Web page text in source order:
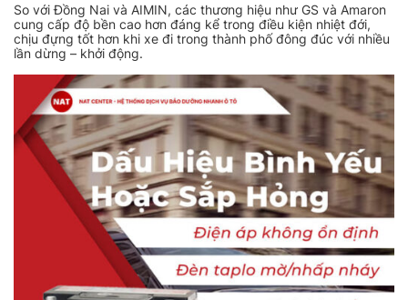
So với Đồng Nai và AIMIN, các thương hiệu như GS và Amaron
cung cấp độ bền cao hơn đáng kể trong điều kiện nhiệt đới,
chịu đựng tốt hơn khi xe đi trong thành phố đông đúc với nhiều
lần dừng – khởi động.